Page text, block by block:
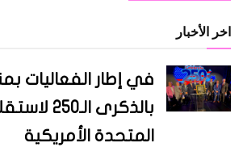
اخر الأخبار
في إطار الفعاليات
بالذكرى
المتحدة الأمريكية